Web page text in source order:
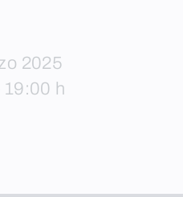
2025
19:00 h